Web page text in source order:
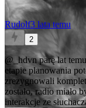
Rudolf3 lata temu
2
@_hdvnparę lat
etapie planowania
zrezygnowali
zostało, radio miało
interakcje ze